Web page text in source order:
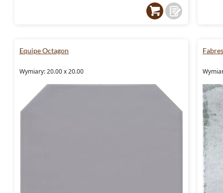
Equipe Octagon
Wymiary: 20.00 x 20.00